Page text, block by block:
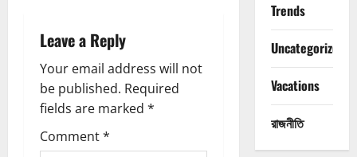
v
i
g
a
Leave a Reply
Your email address will not
be published. Required
fields are marked *
Comment*
Trends
Uncategorized
Vacations
রাজনীতি